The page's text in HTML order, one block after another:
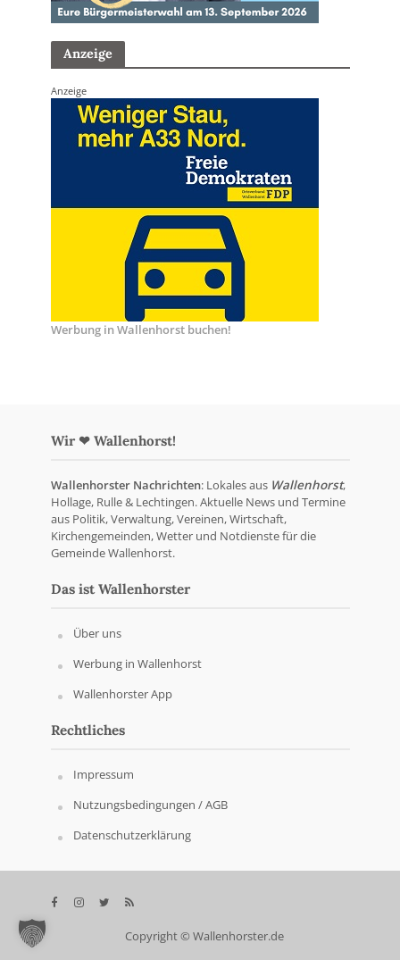
Anzeige
Anzeige
Werbung in Wallenhorst buchen!
Wir ❤ Wallenhorst!
Wallenhorster Nachrichten: Lokales aus Wallenhorst,
Hollage, Rulle & Lechtingen. Aktuelle News und Termine
aus Politik, Verwaltung, Vereinen, Wirtschaft,
Kirchengemeinden, Wetter und Notdienste für die
Gemeinde Wallenhorst.
Das ist Wallenhorster
Über uns
Werbung in Wallenhorst
Wallenhorster App
Rechtliches
Impressum
Nutzungsbedingungen / AGB
Datenschutzerklärung
Copyright © Wallenhorster.de